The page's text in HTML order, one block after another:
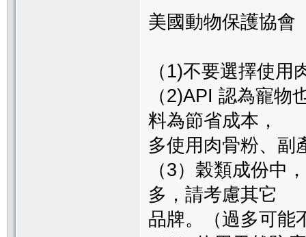
美國動物保護協會
（1)不要選擇使
（2)API 認為寵
料為節省成本，
多使用肉骨粉、副
（3）穀類成份中
多，請考慮其它
品牌。（過多可能